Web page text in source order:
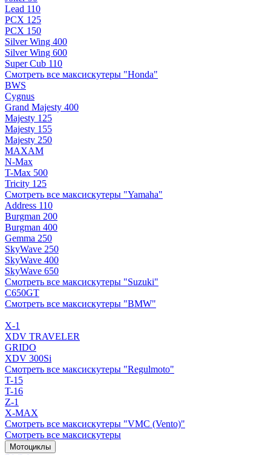
Lead 110
PCX 125
PCX 150
Silver Wing 400
Silver Wing 600
Super Cub 110
Смотреть все максискутеры "Honda"
BWS
Cygnus
Grand Majesty 400
Majesty 125
Majesty 155
Majesty 250
MAXAM
N-Max
T-Max 500
Tricity 125
Смотреть все максискутеры "Yamaha"
Address 110
Burgman 200
Burgman 400
Gemma 250
SkyWave 250
SkyWave 400
SkyWave 650
Смотреть все максискутеры "Suzuki"
C650GT
Смотреть все максискутеры "BMW"
X-1
XDV TRAVELER
GRIDO
XDV 300Si
Смотреть все максискутеры "Regulmoto"
T-15
T-16
Z-1
X-MAX
Смотреть все максискутеры "VMC (Vento)"
Смотреть все максискутеры
Мотоциклы